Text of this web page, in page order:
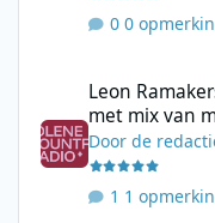
0
Leon
met mix van
Doorde
1